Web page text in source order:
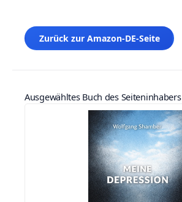
Zurück zur Amazon-DE-Seite
Ausgewähltes Buch des Seiteninhabers